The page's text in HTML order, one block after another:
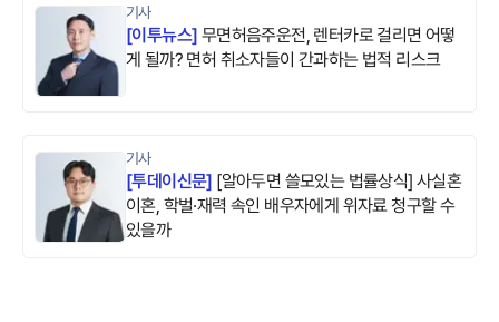
기사
[이투뉴스]무면허음주운전, 렌터카로 걸리면 어떻
게 될까? 면허 취소자들이 간과하는 법적 리스크
기사
[투데이신문] [알아두면 쓸모있는 법률상식] 사실혼
이혼, 학벌·재력 속인 배우자에게 위자료 청구할 수
있을까